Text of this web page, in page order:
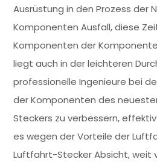
Ausrüstung in den Prozess der
Komponenten Ausfall, diese
Komponenten der
liegt auch in der leichteren
professionelle Ingenieure bei
der Komponenten des
Steckers zu verbessern,
es wegen der Vorteile der
Luftfahrt-Stecker Absicht, weit